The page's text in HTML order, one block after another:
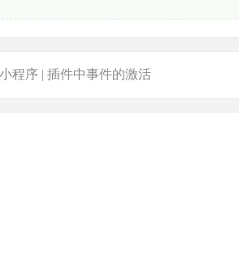
程序 | 插件中事件的激活